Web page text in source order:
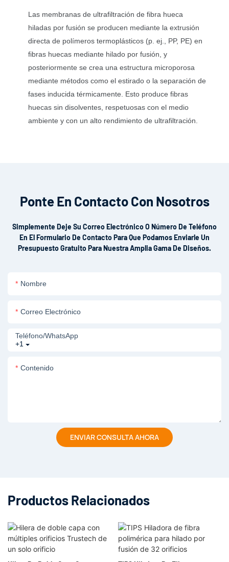
Las membranas de ultrafiltración de fibra hueca
hiladas por fusión se producen mediante la extrusión
directa de polímeros termoplásticos (p. ej., PP, PE) en
fibras huecas mediante hilado por fusión, y
posteriormente se crea una estructura microporosa
mediante métodos como el estirado o la separación de
fases inducida térmicamente. Esto produce fibras
huecas sin disolventes, respetuosas con el medio
ambiente y con un alto rendimiento de ultrafiltración.
Ponte En Contacto Con Nosotros
Simplemente Deje Su Correo Electrónico O Número De Teléfono
En El Formulario De Contacto Para Que Podamos Enviarle Un
Presupuesto Gratuito Para Nuestra Amplia Gama De Diseños.
Nombre
Correo Electrónico
+1
Teléfono/WhatsApp
Contenido
ENVIAR CONSULTA AHORA
Productos Relacionados